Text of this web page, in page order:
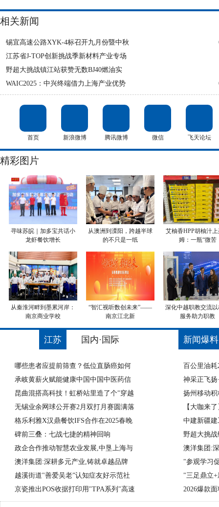
相关新闻
锡宜高速公路XYK-4标召开九月份暨中秋
江苏省J-TOP创新挑战季新材料产业专场
野超大挑战镇江站获赞无数BJ40燃油实
WAIC2025：中兴终端借力上海产业优势
首页 新浪微博 腾讯微博 微信 飞天论坛
精彩图片
寻味苏皖｜加多宝共话小
龙虾餐饮增长
从澳洲到溧阳，跨越半球
的不只是一纸
艾柚香HPP胡柚汁
姆：一瓶“微苦
从秦淮河畔到墨累河岸：
南京商业学校
“智汇视听数创未来”——
南京江北新
深化中越职教交流
服务助力职教
江苏 国内·国际
哪些患者应提前筛查？低位直肠癌如何
承岐黄薪火赋能健康中国中国中医药信
昆曲混搭高科技！虹桥站里造了个"穿越
无锡业余网球公开赛2月双打月赛圆满落
格乐利雅X汉鼎餐饮IFS合作在2025春晚
碑前三叠：七战七捷的精神回响
政企合作推动智慧农业发展,中垦上海与
澳洋集团:深耕多元产业,铸就卓越品牌
越溪街道"善爱吴老”认知症友好示范社
京瓷推出POS收据打印用"TPA系列"高速
新闻爆
百公里油
神采正飞扬
扬州移动
【大咖来
中建新疆
野超大挑战
澳洋集团:
"参观学习
"三足鼎立
2026爆款